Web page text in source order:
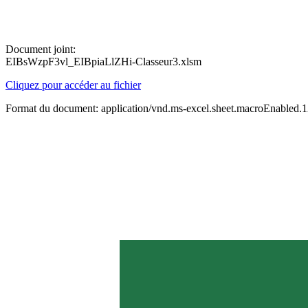
Document joint:
EIBsWzpF3vl_EIBpiaLlZHi-Classeur3.xlsm
Cliquez pour accéder au fichier
Format du document: application/vnd.ms-